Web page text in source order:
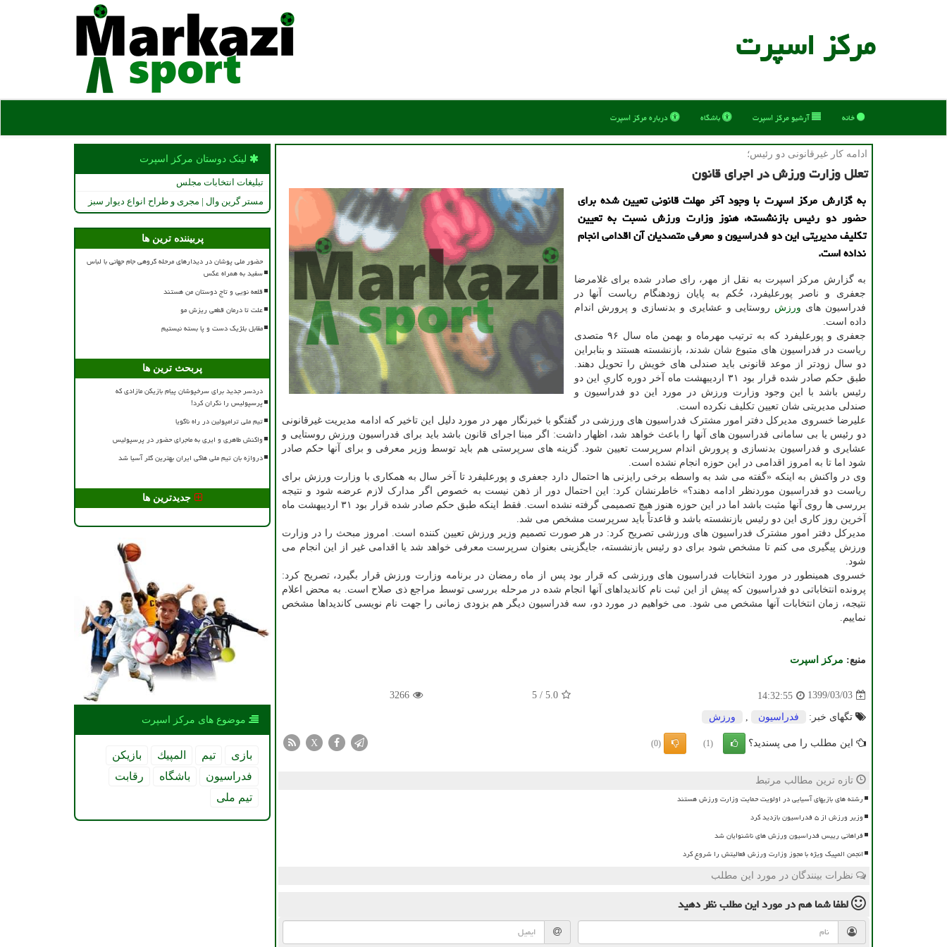
مركز اسپرت
خانه آرشیو مركز اسپرت باشگاه درباره مركز اسپرت
ادامه كار غیرقانونی دو رئیس؛
تعلل وزارت ورزش در اجرای قانون
به گزارش مركز اسپرت با وجود آخر مهلت قانونی تعیین شده برای
حضور دو رئیس بازنشسته، هنوز وزارت ورزش نسبت به تعیین
تكلیف مدیریتی این دو فدراسیون و معرفی متصدیان آن اقدامی انجام
نداده است.
به گزارش مرکز اسپرت به نقل از مهر، رای صادر شده برای غلامرضا
جعفری و ناصر پورعلیفرد، حُکم به پایان زودهنگام ریاست آنها در
فدراسیون های ورزش روستایی و عشایری و بدنسازی و پرورش اندام
داده است.
جعفری و پورعلیفرد که به ترتیب مهرماه و بهمن ماه سال ۹۶ متصدی
ریاست در فدراسیون های متبوع شان شدند، بازنشسته هستند و بنابراین
دو سال زودتر از موعد قانونی باید صندلی های خویش را تحویل دهند.
طبق حکم صادر شده قرار بود ۳۱ اردیبهشت ماه آخر دوره کاریِ این دو
رئیس باشد با این وجود وزارت ورزش در مورد این دو فدراسیون و
صندلی مدیریتی شان تعیین تکلیف نکرده است.
علیرضا خسروی مدیرکل دفتر امور مشترک فدراسیون های ورزشی در گفتگو با خبرنگار مهر در مورد دلیل این تاخیر که ادامه مدیریت غیرقانونی
دو رئیس یا بی سامانی فدراسیون های آنها را باعث خواهد شد، اظهار داشت: اگر مبنا اجرای قانون باشد باید برای فدراسیون ورزش روستایی و
عشایری و فدراسیون بدنسازی و پرورش اندام سرپرست تعیین شود. گزینه های سرپرستی هم باید توسط وزیر معرفی و برای آنها حکم صادر
شود اما تا به امروز اقدامی در این حوزه انجام نشده است.
وی در واکنش به اینکه «گفته می شد به واسطه برخی رایزنی ها احتمال دارد جعفری و پورعلیفرد تا آخر سال به همکاری با وزارت ورزش برای
ریاست دو فدراسیون موردنظر ادامه دهند؟» خاطرنشان کرد: این احتمال دور از ذهن نیست به خصوص اگر مدارک لازم عرضه شود و نتیجه
بررسی ها روی آنها مثبت باشد اما در این حوزه هنوز هیچ تصمیمی گرفته نشده است. فقط اینکه طبق حکم صادر شده قرار بود ۳۱ اردیبهشت ماه
آخرین روز کاری این دو رئیس بازنشسته باشد و قاعدتاً باید سرپرست مشخص می شد.
مدیرکل دفتر امور مشترک فدراسیون های ورزشی تصریح کرد: در هر صورت تصمیم وزیر ورزش تعیین کننده است. امروز مبحث را در وزارت
ورزش پیگیری می کنم تا مشخص شود برای دو رئیس بازنشسته، جایگزینی بعنوان سرپرست معرفی خواهد شد یا اقدامی غیر از این انجام می
شود.
خسروی همینطور در مورد انتخابات فدراسیون های ورزشی که قرار بود پس از ماه رمضان در برنامه وزارت ورزش قرار بگیرد، تصریح کرد:
پرونده انتخاباتی دو فدراسیون که پیش از این ثبت نام کاندیداهای آنها انجام شده در مرحله بررسی توسط مراجع ذی صلاح است. به محض اعلام
نتیجه، زمان انتخابات آنها مشخص می شود. می خواهیم در مورد دو، سه فدراسیون دیگر هم بزودی زمانی را جهت نام نویسی کاندیداها مشخص
نماییم.
منبع: مركز اسپرت
1399/03/03
14:32:55
5.0
/
5
3266
تگهای خبر: فدراسیون ورزش
این مطلب را می پسندید؟ (1)
(0)
X
تازه ترین مطالب مرتبط
رشته های بازیهای آسیایی در اولویت حمایت وزارت ورزش هستند
وزیر ورزش از ۵ فدراسیون بازدید کرد
فراهانی رییس فدراسیون ورزش های ناشنوایان شد
انجمن المپیک ویژه با مجوز وزارت ورزش فعالیتش را شروع کرد
نظرات بینندگان در مورد این مطلب
لطفا شما همدر مورد این مطلبنظر دهید
لینک دوستان مركز اسپرت
تبلیغات انتخابات مجلس
مستر گرین وال | مجری و طراح انواع دیوار سبز
پربیننده ترین ها
حضور ملی پوشان در دیدارهای مرحله گروهی جام جهانی با لباس
سفید به همراه عکس
قلعه نویی و تاج دوستان من هستند
علت تا درمان قطعی ریزش مو
مقابل بلژیک دست و پا بسته نیستیم
پربحث ترین ها
دردسر جدید برای سرخپوشان پیام بازیکن مازادی که
پرسپولیس را نگران کرد!
تیم ملی ترامپولین در راه ناگویا
واکنش طاهری و ایری به ماجرای حضور در پرسپولیس
دروازه بان تیم ملی هاکی ایران بهترین گلر آسیا شد
جدیدترین ها
موضوع های مركز اسپرت
بازی تیم المپیك
بازیكن
فدراسیون
باشگاه
رقابت
تیم ملی